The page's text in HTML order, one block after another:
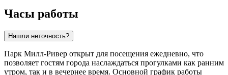
Часы работы
Нашли неточность?
Парк Милл-Ривер открыт для посещения ежедневно, что
позволяет гостям города наслаждаться прогулками как ранним
утром, так и в вечернее время. Основной график работы